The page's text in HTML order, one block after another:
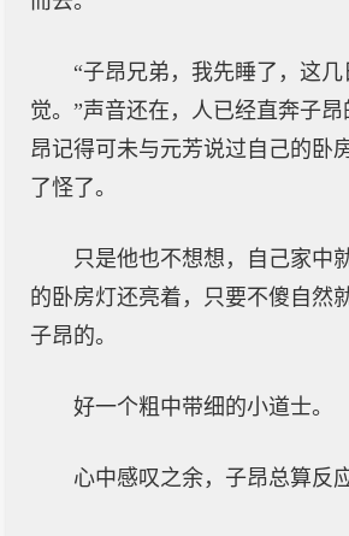
“子昂兄弟，我先睡了，这
觉。”声音还在，人已经直奔子
昂记得可未与元芳说过自己的卧
了怪了。
只是他也不想想，自己家中
的卧房灯还亮着，只要不傻自然
子昂的。
好一个粗中带细的小道士。
心中感叹之余，子昂总算反